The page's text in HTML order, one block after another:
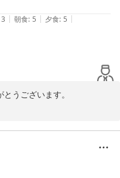
3 | 朝食: 5 | 夕食: 5 |
うございます。
で大変嬉しく思います。